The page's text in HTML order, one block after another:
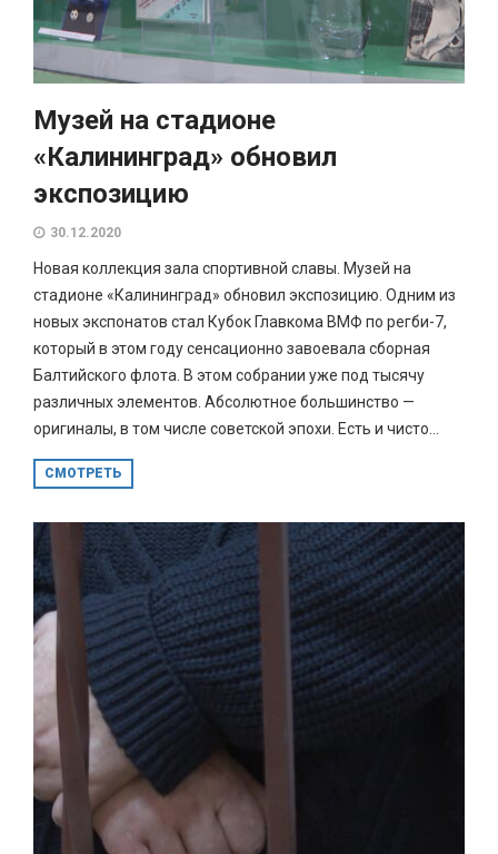
Музей на стадионе
«Калининград» обновил
экспозицию
30.12.2020
Новая коллекция зала спортивной славы. Музей на
стадионе «Калининград» обновил экспозицию. Одним из
новых экспонатов стал Кубок Главкома ВМФ по регби-7,
который в этом году сенсационно завоевала сборная
Балтийского флота. В этом собрании уже под тысячу
различных элементов. Абсолютное большинство —
оригиналы, в том числе советской эпохи. Есть и чисто...
СМОТРЕТЬ